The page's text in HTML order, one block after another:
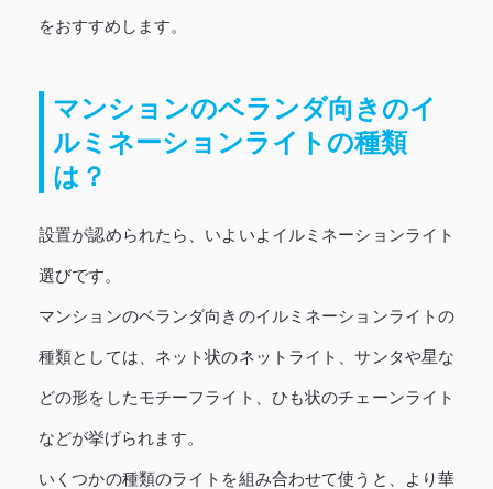
をおすすめします。
マンションのベランダ向きのイ
ルミネーションライトの種類
は？
設置が認められたら、いよいよイルミネーションライト
選びです。
マンションのベランダ向きのイルミネーションライトの
種類としては、ネット状のネットライト、サンタや星な
どの形をしたモチーフライト、ひも状のチェーンライト
などが挙げられます。
いくつかの種類のライトを組み合わせて使うと、より華